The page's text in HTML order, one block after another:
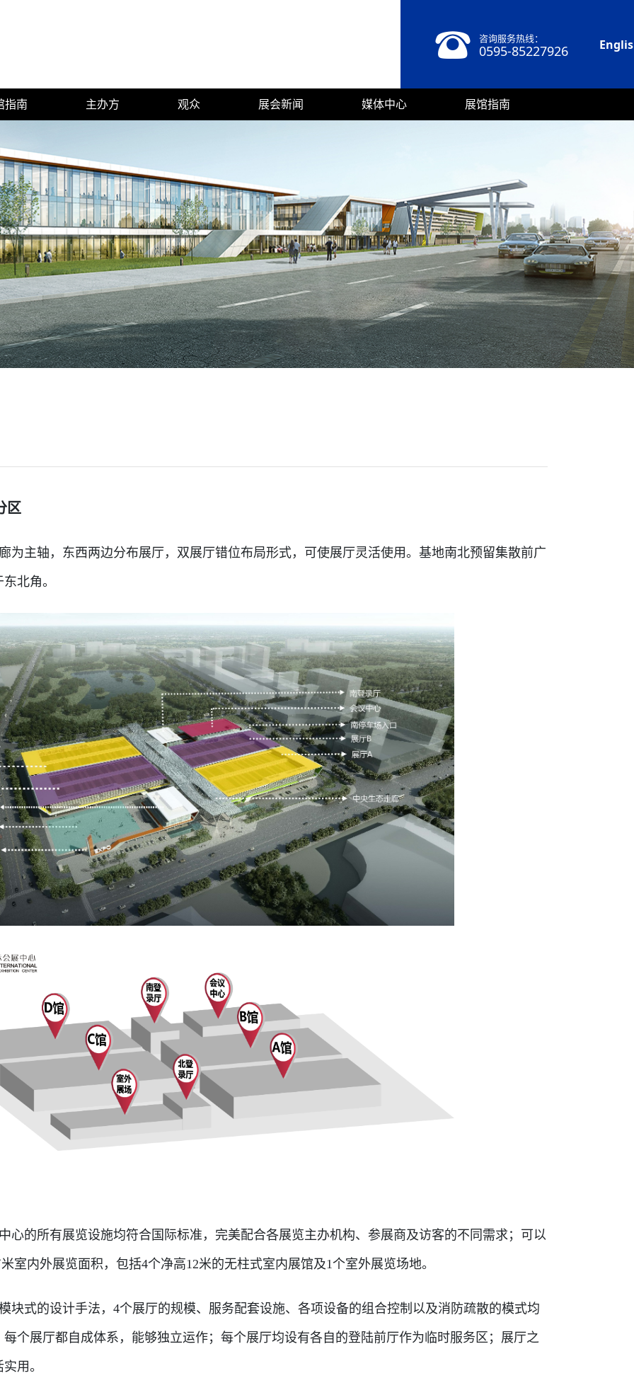
咨询服务热线：
0595-85227926
指南 主办方 观众 展会新闻 媒体中心 展馆指南
区
为主轴，东西两边分布展厅，双展厅错位布局形式，可使展厅灵活使用。基地南北预留集散前广
北角。
心的所有展览设施均符合国际标准，完美配合各展览主办机构、参展商及访客的不同需求；可以
室内外展览面积，包括4个净高12米的无柱式室内展馆及1个室外展览场地。
块式的设计手法，4个展厅的规模、服务配套设施、各项设备的组合控制以及消防疏散的模式均
个展厅都自成体系，能够独立运作；每个展厅均设有各自的登陆前厅作为临时服务区；展厅之
用。